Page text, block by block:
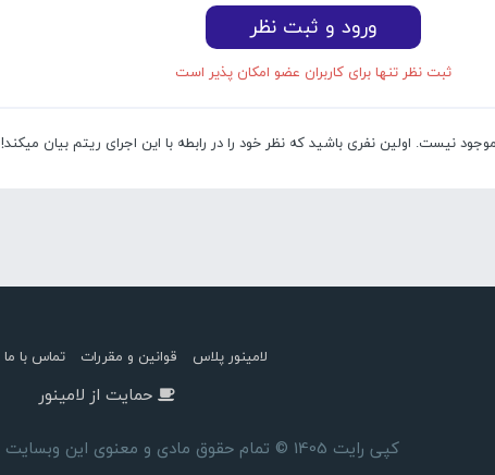
ورود و ثبت نظر
ثبت نظر تنها برای کاربران عضو امکان پذیر است
نیست. اولین نفری باشید که نظر خود را در رابطه با این اجرای ریتم بیان میکند!
لامینور پلاس قوانین و مقررات تماس با ما
حمایت از لامینور
کپی رایت 1405 © تمام حقوق مادی و معنوی این وبسایت برای "لامینور" محفوظ است.